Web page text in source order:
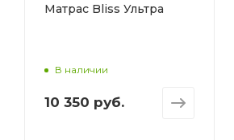
Матрас Bliss Ультра
В наличии
10 350 руб.